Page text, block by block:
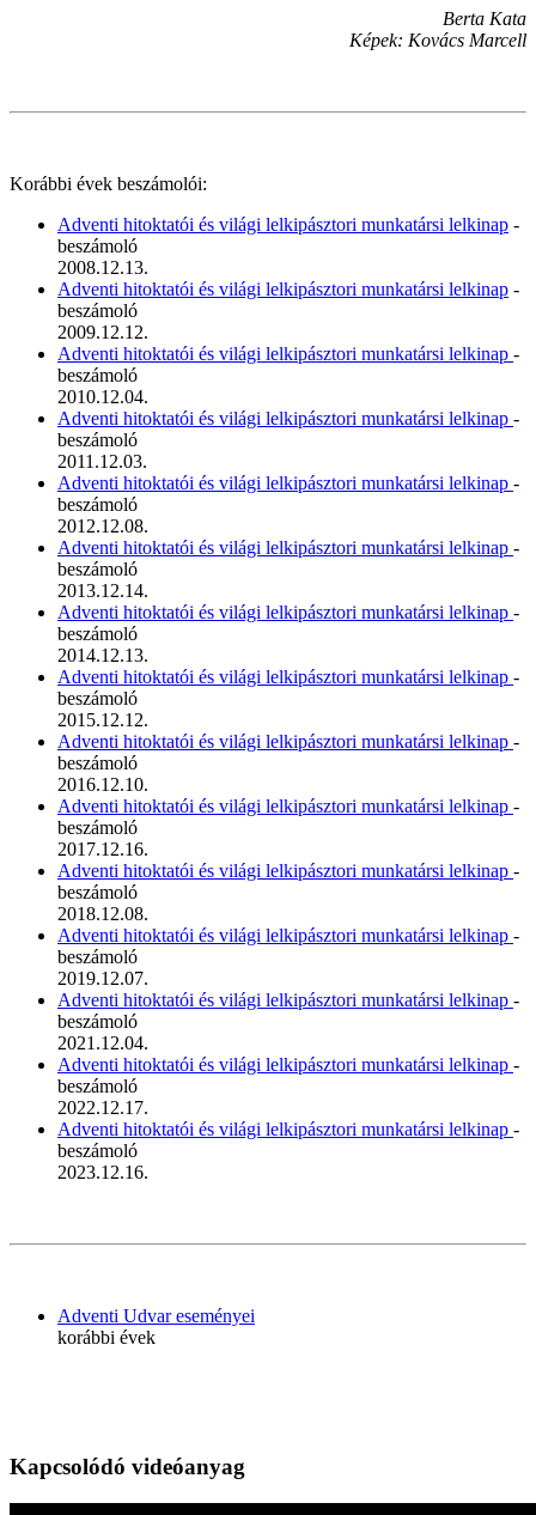
Berta Kata
Képek: Kovács Marcell
Korábbi évek beszámolói:
Adventi hitoktatói és világi lelkipásztori munkatársi lelkinap -
beszámoló
2008.12.13.
Adventi hitoktatói és világi lelkipásztori munkatársi lelkinap -
beszámoló
2009.12.12.
Adventi hitoktatói és világi lelkipásztori munkatársi lelkinap -
beszámoló
2010.12.04.
Adventi hitoktatói és világi lelkipásztori munkatársi lelkinap -
beszámoló
2011.12.03.
Adventi hitoktatói és világi lelkipásztori munkatársi lelkinap -
beszámoló
2012.12.08.
Adventi hitoktatói és világi lelkipásztori munkatársi lelkinap -
beszámoló
2013.12.14.
Adventi hitoktatói és világi lelkipásztori munkatársi lelkinap -
beszámoló
2014.12.13.
Adventi hitoktatói és világi lelkipásztori munkatársi lelkinap -
beszámoló
2015.12.12.
Adventi hitoktatói és világi lelkipásztori munkatársi lelkinap -
beszámoló
2016.12.10.
Adventi hitoktatói és világi lelkipásztori munkatársi lelkinap -
beszámoló
2017.12.16.
Adventi hitoktatói és világi lelkipásztori munkatársi lelkinap -
beszámoló
2018.12.08.
Adventi hitoktatói és világi lelkipásztori munkatársi lelkinap -
beszámoló
2019.12.07.
Adventi hitoktatói és világi lelkipásztori munkatársi lelkinap -
beszámoló
2021.12.04.
Adventi hitoktatói és világi lelkipásztori munkatársi lelkinap -
beszámoló
2022.12.17.
Adventi hitoktatói és világi lelkipásztori munkatársi lelkinap -
beszámoló
2023.12.16.
Adventi Udvar eseményei
korábbi évek
Kapcsolódó videóanyag